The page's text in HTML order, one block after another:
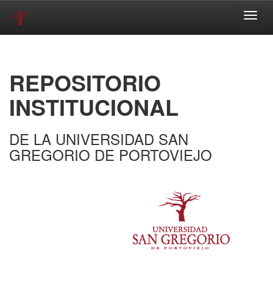
REPOSITORIO
INSTITUCIONAL
DE LA UNIVERSIDAD SAN
GREGORIO DE PORTOVIEJO